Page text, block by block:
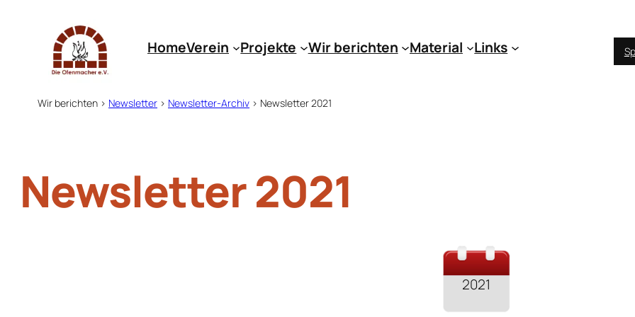
springen
HomeVerein Projekte Wir berichten Material Links
Wir berichten > Newsletter > Newsletter-Archiv > Newsletter 2021
Newsletter 2021
2021